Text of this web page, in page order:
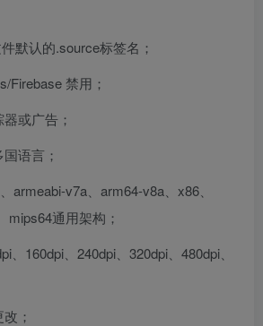
默认的.source标签名；
Firebase 禁用；
或广告；
语言；
armeabi-v7a、arm64-v8a、x86、
mips64通用架构；
、160dpi、240dpi、320dpi、480dpi、
；